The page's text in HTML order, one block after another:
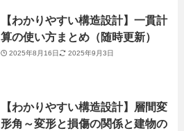
【わかりやすい構造設計】一貫計
算の使い方まとめ（随時更新）
2025年8月16日 2025年9月3日
【わかりやすい構造設計】層間変
形角～変形と損傷の関係と建物の